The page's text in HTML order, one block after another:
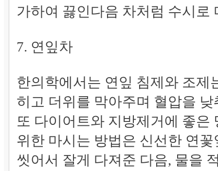
가하여 끓인다음 차처럼 수시로
7. 연잎차
한의학에서는 연잎 침제와 조제
히고 더위를 막아주며 혈압을
또 다이어트와 지방제거에 좋
위한 마시는 방법은 신선한 연
씻어서 잘게 다져준 다음, 물을